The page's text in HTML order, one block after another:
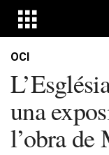
OCI
una
l’obra